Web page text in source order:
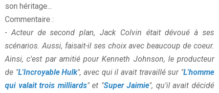
son héritage...
Commentaire :
- Acteur de second plan, Jack Colvin était dévoué à ses
scénarios. Aussi, faisait-il ses choix avec beaucoup de coeur.
Ainsi, c'est par amitié pour Kenneth Johnson, le producteur
de "L'Incroyable Hulk", avec qui il avait travaillé sur "L'homme
qui valait trois milliards" et "Super Jaimie", qu'il avait décidé